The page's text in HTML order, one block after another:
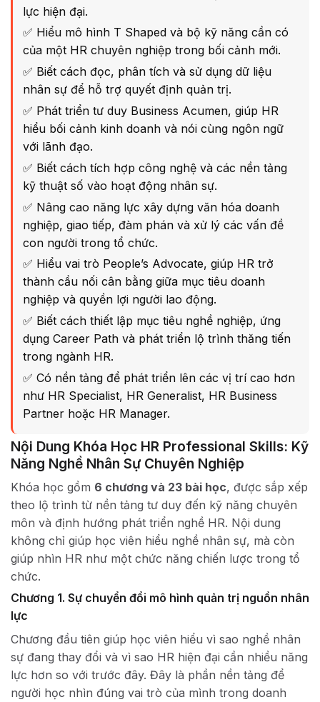
lực hiện đại.
✅ Hiểu mô hình T Shaped và bộ kỹ năng cần có
của một HR chuyên nghiệp trong bối cảnh mới.
✅ Biết cách đọc, phân tích và sử dụng dữ liệu
nhân sự để hỗ trợ quyết định quản trị.
✅ Phát triển tư duy Business Acumen, giúp HR
hiểu bối cảnh kinh doanh và nói cùng ngôn ngữ
với lãnh đạo.
✅ Biết cách tích hợp công nghệ và các nền tảng
kỹ thuật số vào hoạt động nhân sự.
✅ Nâng cao năng lực xây dựng văn hóa doanh
nghiệp, giao tiếp, đàm phán và xử lý các vấn đề
con người trong tổ chức.
✅ Hiểu vai trò People’s Advocate, giúp HR trở
thành cầu nối cân bằng giữa mục tiêu doanh
nghiệp và quyền lợi người lao động.
✅ Biết cách thiết lập mục tiêu nghề nghiệp, ứng
dụng Career Path và phát triển lộ trình thăng tiến
trong ngành HR.
✅ Có nền tảng để phát triển lên các vị trí cao hơn
như HR Specialist, HR Generalist, HR Business
Partner hoặc HR Manager.
Nội Dung Khóa Học HR Professional Skills: Kỹ
Năng Nghề Nhân Sự Chuyên Nghiệp
Khóa học gồm 6 chương và 23 bài học, được sắp xếp
theo lộ trình từ nền tảng tư duy đến kỹ năng chuyên
môn và định hướng phát triển nghề HR. Nội dung
không chỉ giúp học viên hiểu nghề nhân sự, mà còn
giúp nhìn HR như một chức năng chiến lược trong tổ
chức.
Chương 1. Sự chuyển đổi mô hình quản trị nguồn nhân
lực
Chương đầu tiên giúp học viên hiểu vì sao nghề nhân
sự đang thay đổi và vì sao HR hiện đại cần nhiều năng
lực hơn so với trước đây. Đây là phần nền tảng để
người học nhìn đúng vai trò của mình trong doanh